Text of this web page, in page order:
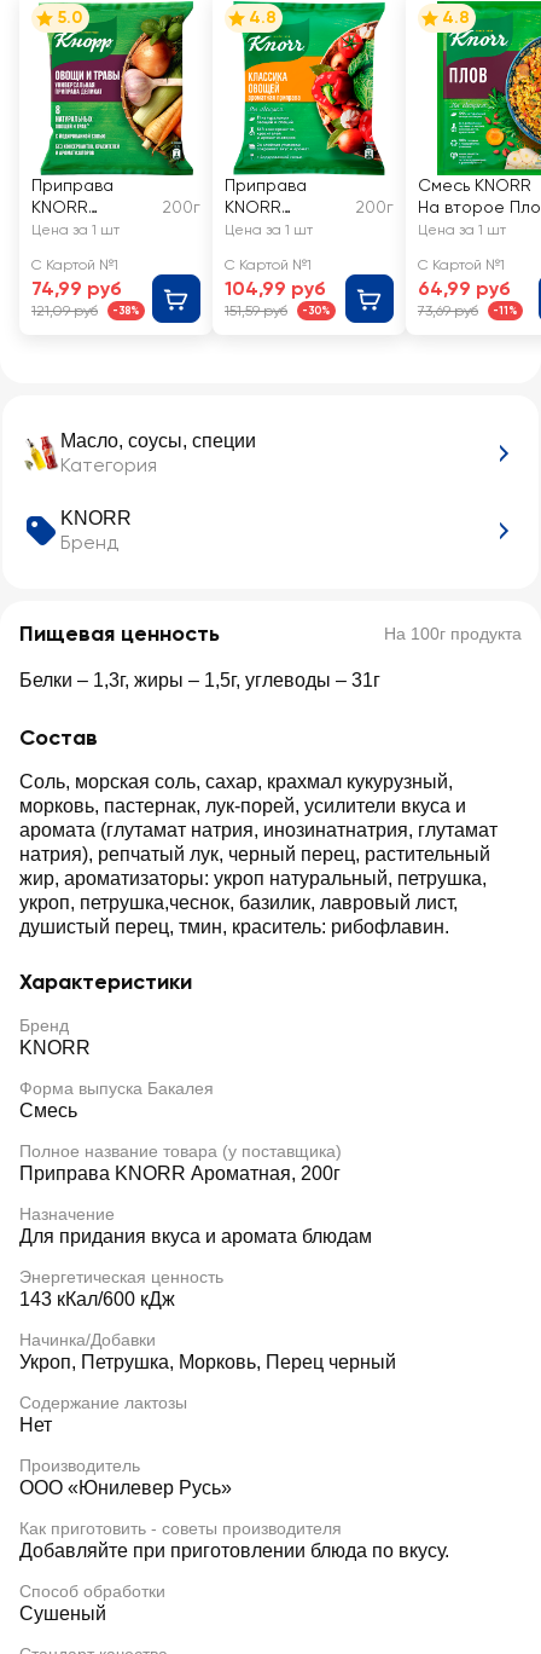
Масло, соусы, специи
Категория
KNORR
Бренд
Пищевая ценность На 100г продукта
Белки – 1,3г, жиры – 1,5г, углеводы – 31г
Состав
Соль, морская соль, сахар, крахмал кукурузный,
морковь, пастернак, лук-порей, усилители вкуса и
аромата (глутамат натрия, инозинатнатрия, глутамат
натрия), репчатый лук, черный перец, растительный
жир, ароматизаторы: укроп натуральный, петрушка,
укроп, петрушка,чеснок, базилик, лавровый лист,
душистый перец, тмин, краситель: рибофлавин.
Характеристики
Бренд
KNORR
Форма выпуска Бакалея
Смесь
Полное название товара (у поставщика)
Приправа KNORR Ароматная, 200г
Назначение
Для придания вкуса и аромата блюдам
Энергетическая ценность
143 кКал/600 кДж
Начинка/Добавки
Укроп, Петрушка, Морковь, Перец черный
Содержание лактозы
Нет
Производитель
ООО «Юнилевер Русь»
Как приготовить - советы производителя
Добавляйте при приготовлении блюда по вкусу.
Способ обработки
Сушеный
5.0
Приправа
KNORR
Универсальная
200г
Цена за 1 шт
С Картой №1
74,99 руб
121,09 руб -38%
4.8
Приправа
KNORR
Классика
универсальная
200г
Цена за 1 шт
С Картой №1
104,99 руб
151,59 руб -30%
4.8
Смесь KNORR
На второе
Цена за 1 шт
С Картой №1
64,99 руб
73,69 руб -11%